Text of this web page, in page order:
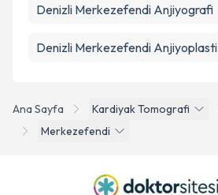
Ana Sayfa Kardiyak Tomografi
Merkezefendi
Denizli Merkezefendi Anjiyografi
Denizli Merkezefendi Anjiyoplasti